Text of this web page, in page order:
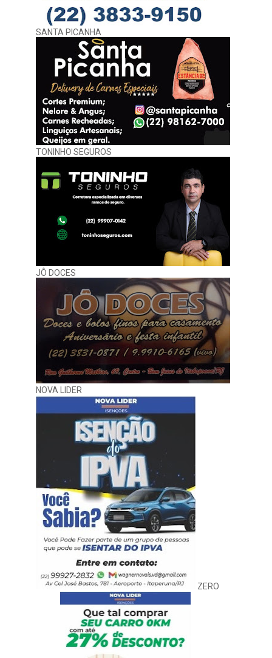
SANTA PICANHA
TONINHO SEGUROS
JÔ DOCES
NOVA LIDER
ZERO